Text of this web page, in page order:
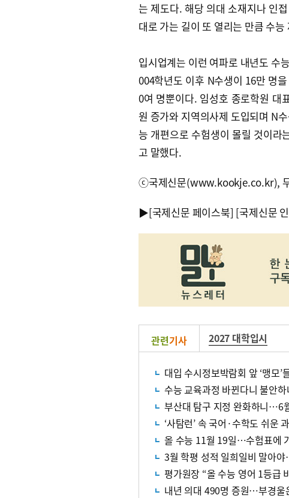
는 제도다. 해당 의대 소재지나 인
대로 가는 길이 또 열리는 만큼 수
입시업계는 이런 여파로 내년도 수
004학년도 이후 N수생이 16만 명
0여 명뿐이다. 임성호 종로학원 대
원 증가와 지역의사제 도입되며 N
능 개편으로 수험생이 몰릴 것이라
고 말했다.
ⓒ국제신문(www.kookje.co.kr), 무
▶[국제신문 페이스북] [국제신문
관련기사 2027 대학입시
대입 수시정보박람회 앞 ‘맹모’
수능 교육과정 바뀐다니 불안
부산대 탐구 지정 완화하니…6
올 수능 11월 19일…수험표에
3월 학평 성적 일희일비 말아
평가원장 “올 수능 영어 1등급
내년 의대 490명 증원…부경울